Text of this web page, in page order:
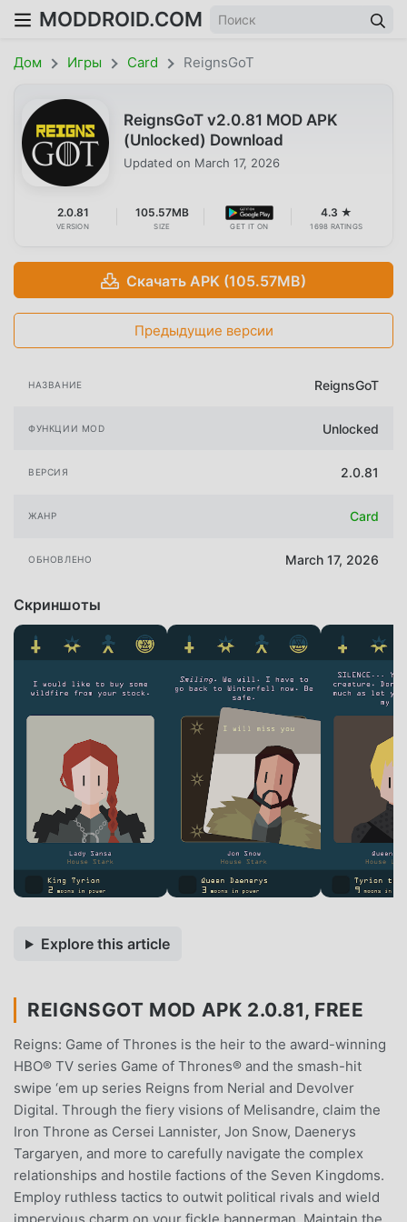
MODDROID.COM
Дом Игры Card ReignsGoT
ReignsGoT v2.0.81 MOD APK
(Unlocked) Download
Updated on March 17, 2026
2.0.81
VERSION
105.57MB
SIZE GET IT ON
4.3 ★
1698 RATINGS
Скачать APK (105.57MB)
Предыдущие версии
НАЗВАНИЕ ReignsGoT
ФУНКЦИИ MOD Unlocked
ВЕРСИЯ 2.0.81
ЖАНР Card
ОБНОВЛЕНО March 17, 2026
Скриншоты
Explore this article
REIGNSGOT MOD APK 2.0.81, FREE
Reigns: Game of Thrones is the heir to the award-winning
HBO® TV series Game of Thrones® and the smash-hit
swipe ‘em up series Reigns from Nerial and Devolver
Digital. Through the fiery visions of Melisandre, claim the
Iron Throne as Cersei Lannister, Jon Snow, Daenerys
Targaryen, and more to carefully navigate the complex
relationships and hostile factions of the Seven Kingdoms.
Employ ruthless tactics to outwit political rivals and wield